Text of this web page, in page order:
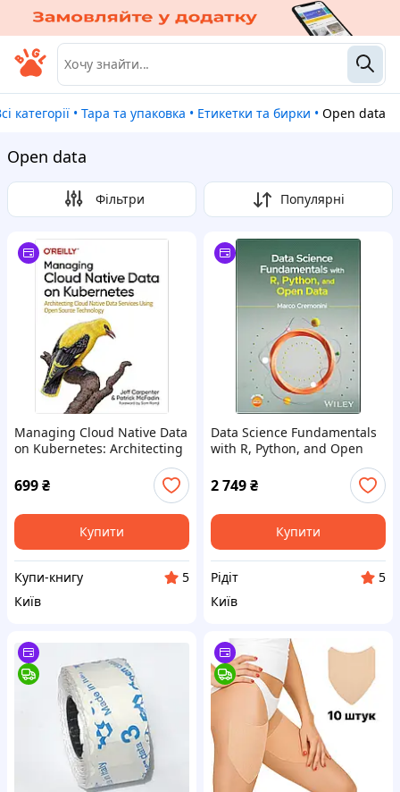
Всі категорії • Тара та упаковка • Етикетки та бирки • Open data
Open data
Фільтри Популярні
Managing Cloud Native Data
on Kubernetes: Architecting
Cloud Native Data Services
Using Open Source
699₴
Купити
Купи-книгу
5
Київ
Data Science Fundamentals
with R, Python, and Open
2 749₴
Купити
Рідіт
5
Київ